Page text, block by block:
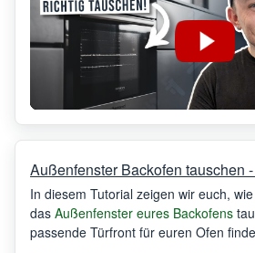
Außenfenster Backofen tauschen
In diesem Tutorial zeigen wir euch,
das Außenfenster eures Backofens
passende Türfront für euren Ofen